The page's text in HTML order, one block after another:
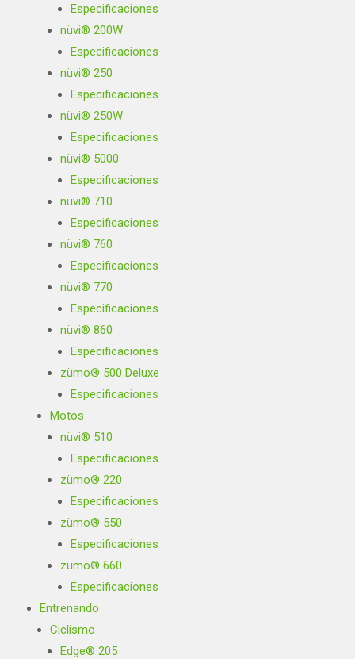
Especificaciones
nüvi® 200W
Especificaciones
nüvi® 250
Especificaciones
nüvi® 250W
Especificaciones
nüvi® 5000
Especificaciones
nüvi® 710
Especificaciones
nüvi® 760
Especificaciones
nüvi® 770
Especificaciones
nüvi® 860
Especificaciones
zümo® 500 Deluxe
Especificaciones
Motos
nüvi® 510
Especificaciones
zümo® 220
Especificaciones
zümo® 550
Especificaciones
zümo® 660
Especificaciones
Entrenando
Ciclismo
Edge® 205